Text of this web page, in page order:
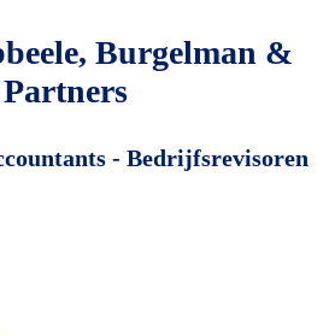
Burgelman &
Partners
- Bedrijfsrevisoren